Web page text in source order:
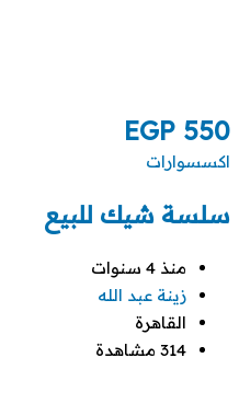
EGP 550
اكسسوارات
سلسة شيك للبيع
منذ 4 سنوات
زينة عبد الله
القاهرة
314 مشاهدة